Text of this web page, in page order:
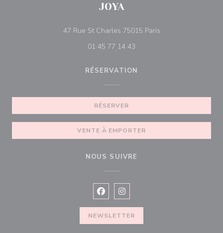
JOYA
47 Rue St Charles 75015 Paris((ouvre une
01 45 77 14 43
RÉSERVATION
RÉSERVER
VENTE À EMPORTER
NOUS SUIVRE
Facebook ((ouvre une nouvelle
Instagram ((ouvre une nouvelle
NEWSLETTER